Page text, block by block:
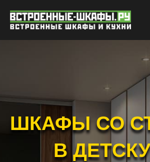
ШКАФЫ СО СТОЛОМ
В ДЕТСКУЮ
КОМНАТУ
ШКАФЫ ДЛЯ ДЕТСКОЙ СО
ВСТРОЕННЫМ СТОЛОМ НА